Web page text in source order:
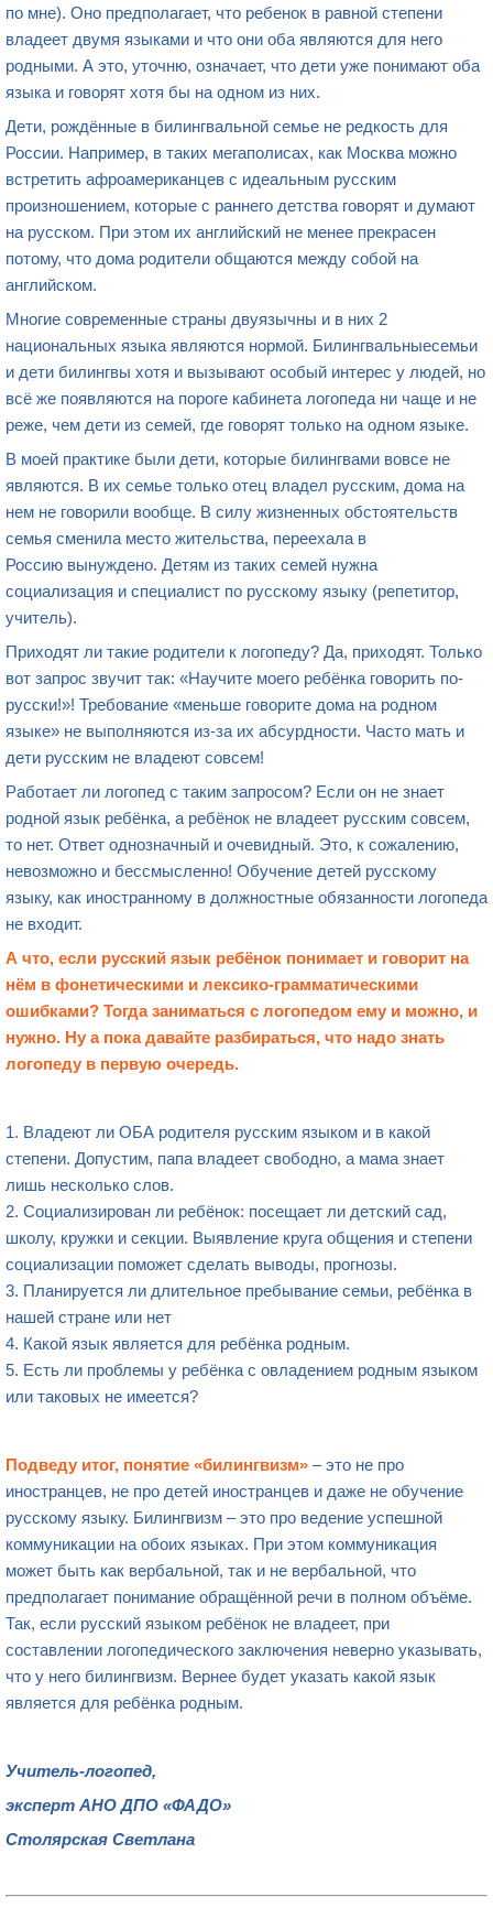
по мне). Оно предполагает, что ребенок в равной степени
владеет двумя языками и что они оба являются для него
родными. А это, уточню, означает, что дети уже понимают оба
языка и говорят хотя бы на одном из них.
Дети, рождённые в билингвальной семье не редкость для
России. Например, в таких мегаполисах, как Москва можно
встретить афроамериканцев с идеальным русским
произношением, которые с раннего детства говорят и думают
на русском. При этом их английский не менее прекрасен
потому, что дома родители общаются между собой на
английском.
Многие современные страны двуязычны и в них 2
национальных языка являются нормой. Билингвальныесемьи
и дети билингвы хотя и вызывают особый интерес у людей, но
всё же появляются на пороге кабинета логопеда ни чаще и не
реже, чем дети из семей, где говорят только на одном языке.
В моей практике были дети, которые билингвами вовсе не
являются. В их семье только отец владел русским, дома на
нем не говорили вообще. В силу жизненных обстоятельств
семья сменила место жительства, переехала в
Россию вынуждено. Детям из таких семей нужна
социализация и специалист по русскому языку (репетитор,
учитель).
Приходят ли такие родители к логопеду? Да, приходят. Только
вот запрос звучит так: «Научите моего ребёнка говорить по-
русски!»! Требование «меньше говорите дома на родном
языке» не выполняются из-за их абсурдности. Часто мать и
дети русским не владеют совсем!
Работает ли логопед с таким запросом? Если он не знает
родной язык ребёнка, а ребёнок не владеет русским совсем,
то нет. Ответ однозначный и очевидный. Это, к сожалению,
невозможно и бессмысленно! Обучение детей русскому
языку, как иностранному в должностные обязанности логопеда
не входит.
А что, если русский язык ребёнок понимает и говорит на
нём в фонетическими и лексико-грамматическими
ошибками? Тогда заниматься с логопедом ему и можно, и
нужно. Ну а пока давайте разбираться, что надо знать
логопеду в первую очередь.
1. Владеют ли ОБА родителя русским языком и в какой
степени. Допустим, папа владеет свободно, а мама знает
лишь несколько слов.
2. Социализирован ли ребёнок: посещает ли детский сад,
школу, кружки и секции. Выявление круга общения и степени
социализации поможет сделать выводы, прогнозы.
3. Планируется ли длительное пребывание семьи, ребёнка в
нашей стране или нет
4. Какой язык является для ребёнка родным.
5. Есть ли проблемы у ребёнка с овладением родным языком
или таковых не имеется?
Подведу итог, понятие «билингвизм» – это не про
иностранцев, не про детей иностранцев и даже не обучение
русскому языку. Билингвизм – это про ведение успешной
коммуникации на обоих языках. При этом коммуникация
может быть как вербальной, так и не вербальной, что
предполагает понимание обращённой речи в полном объёме.
Так, если русский языком ребёнок не владеет, при
составлении логопедического заключения неверно указывать,
что у него билингвизм. Вернее будет указать какой язык
является для ребёнка родным.
Учитель-логопед,
эксперт АНОДПО «ФАДО»
Столярская Светлана